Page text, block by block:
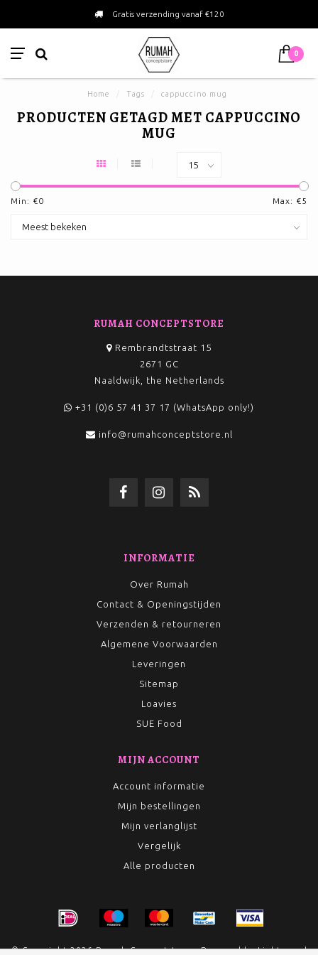
Gratis verzending vanaf €120
0
Home Tags cappuccino mug
PRODUCTEN GETAGD MET CAPPUCCINO
MUG
Min: €0 Max: €5
RUMAH CONCEPTSTORE
Rembrandtstraat 15
2671 GC
Naaldwijk, the Netherlands
+31 (0)6 57 41 37 17 (WhatsApp only!)
info@rumahconceptstore.nl
INFORMATIE
Over Rumah
Contact & Openingstijden
Verzenden & retourneren
Algemene Voorwaarden
Leveringen
Sitemap
Loavies
SUE Food
MIJN ACCOUNT
Account informatie
Mijn bestellingen
Mijn verlanglijst
Vergelijk
Alle producten
© Copyright 2026 Rumah Conceptstore - Powered byLightspeed